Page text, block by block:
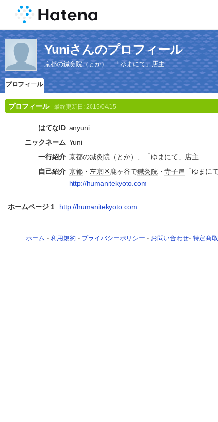
Yuniさんのプロフィール
京都の鍼灸院（とか）、「ゆまにて」店主
プロフィール
プロフィール 最終更新日: 2015/04/15
はてなID anyuni
ニックネーム Yuni
一行紹介 京都の鍼灸院 （とか）、「ゆまにて」店主
自己紹介 京都 ・ 左京区鹿ヶ谷で鍼灸院 ・ 寺子屋 「ゆま
http://humanitekyoto.com
ホームページ 1 http://humanitekyoto.com
ホーム - 利用規約 - プライバシーポリシー - お問い合わせ- 特定商